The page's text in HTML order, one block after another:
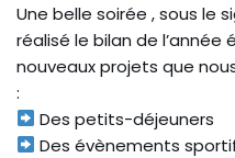
Une belle soirée , sous le
réalisé le bilan de
nouveaux projets que
:
Des petits-déjeuners
Des évènements